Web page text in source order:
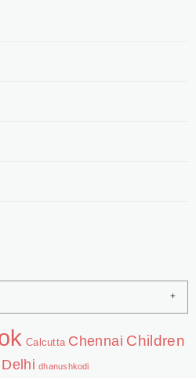
Calcutta Chennai Children
Delhi dhanushkodi